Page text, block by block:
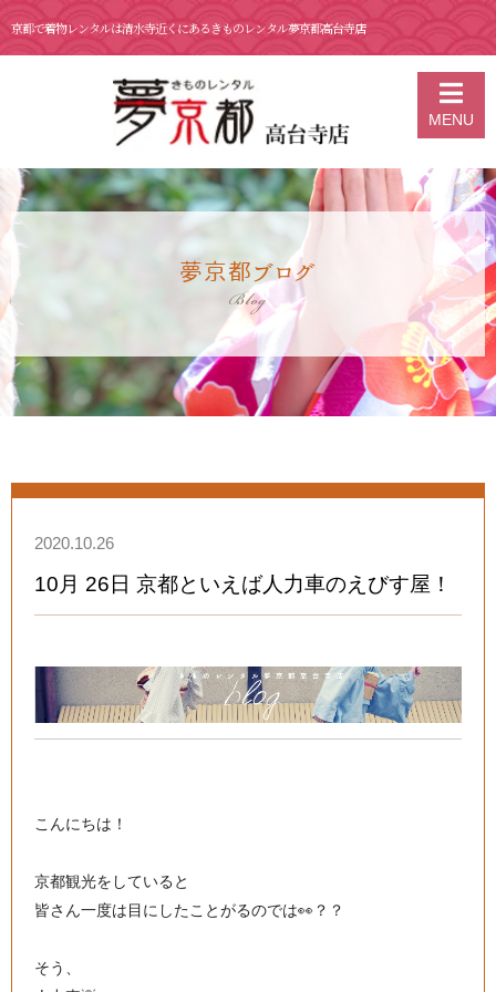
京都で着物レンタルは清水寺近くにあるきものレンタル夢京都高台寺店
MENU
京都の着物レンタル 夢京都 高台寺店
10月 26日 京都といえ
ば人力車のえびす屋！
夢京都ブログ
Blog
2020.10.26
10月 26日 京都といえば人力車のえびす屋！
こんにちは！
京都観光をしていると
皆さん一度は目にしたことがるのでは👀？？
そう、